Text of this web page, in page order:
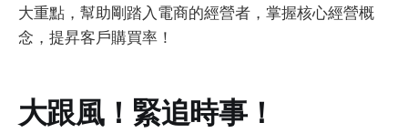
大重點，幫助剛踏入電商的經營者，掌握核心經營概
念，提昇客戶購買率！
大跟風！緊追時事！